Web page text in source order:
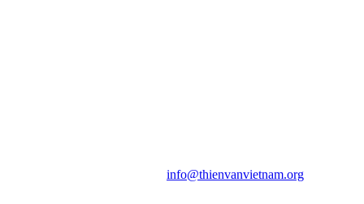
info@thienvanvietnam.org